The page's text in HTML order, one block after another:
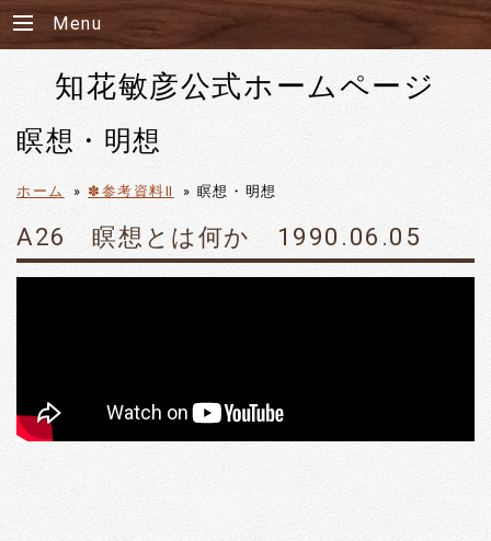
Menu
知花敏彦公式ホームページ
瞑想・明想
ホーム » ✽参考資料Ⅱ » 瞑想・明想
A26 瞑想とは何か 1990.06.05